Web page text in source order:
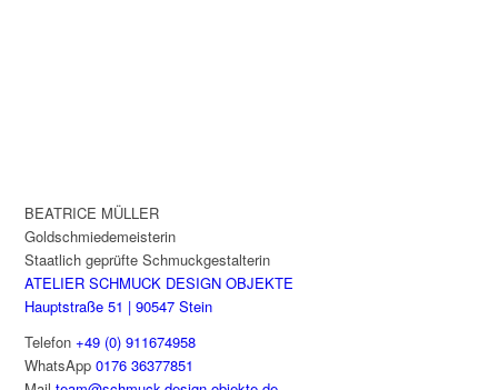
BEATRICE MÜLLER
Goldschmiedemeisterin
Staatlich geprüfte Schmuckgestalterin
ATELIER SCHMUCK DESIGN OBJEKTE
Hauptstraße 51 | 90547 Stein
Telefon+49 (0) 911674958
WhatsApp0176 36377851